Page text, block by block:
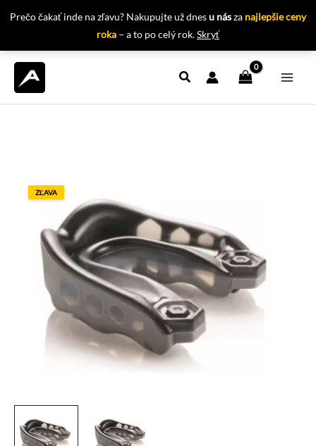
Prečo čakať inde na zľavu? Nakupujte už dnesu násza najlepšie ceny
roka – a to po celý rok.Skryť
Preskočiť
ZĽAVA